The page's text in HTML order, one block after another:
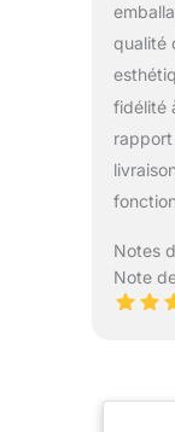
qualité
fidélité
Notes
Note